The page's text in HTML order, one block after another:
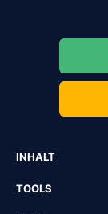
INHALT
TOOLS